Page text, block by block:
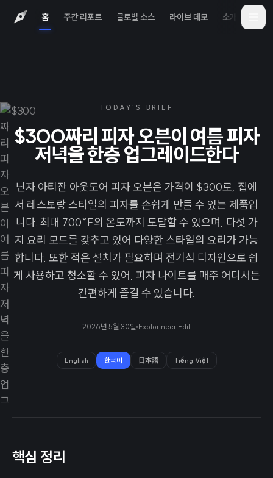
홈 주간 리포트 글로벌 소스 라이브 데모 소개
TODAY'S BRIEF
$300짜리 피자 오븐이 여름 피자
저녁을 한층 업그레이드한다
닌자 아티잔 아웃도어 피자 오븐은 가격이 $300로, 집에
서 레스토랑 스타일의 피자를 손쉽게 만들 수 있는 제품입
니다. 최대 700°F의 온도까지 도달할 수 있으며, 다섯 가
지 요리 모드를 갖추고 있어 다양한 스타일의 요리가 가능
합니다. 또한 적은 설치가 필요하며 전기식 디자인으로 쉽
게 사용하고 청소할 수 있어, 피자 나이트를 매주 어디서든
간편하게 즐길 수 있습니다.
2026년 5월 30일 Explorineer Edit
English 한국어 日本語 Tiếng Việt
핵심 정리